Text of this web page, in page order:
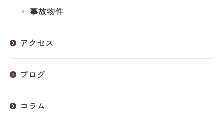
事故物件
アクセス
ブログ
コラム